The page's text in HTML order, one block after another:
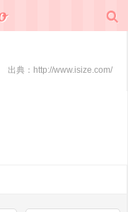
出典： http://www.isize.com/